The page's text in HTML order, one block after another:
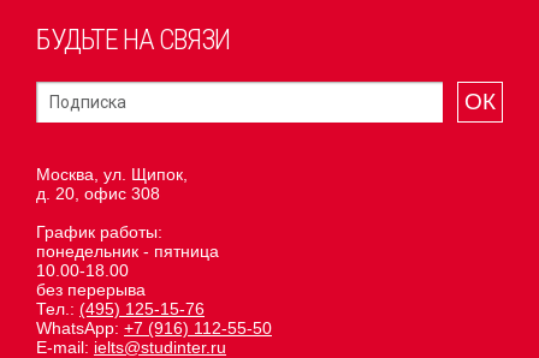
БУДЬТЕ НА СВЯЗИ
ОК
Москва, ул. Щипок,
д. 20, офис 308
График работы:
понедельник - пятница
10.00-18.00
без перерыва
Тел.: (495) 125-15-76
WhatsApp: +7 (916) 112-55-50
E-mail: ielts@studinter.ru